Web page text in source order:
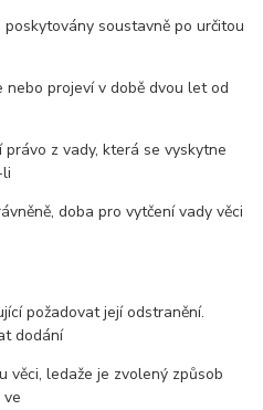
soustavně po určitou
projeví v době dvou let od
z vady, která se vyskytne
doba pro vytčení vady věci
požadovat její odstranění.
dodání
věci, ledaže je zvolený způsob